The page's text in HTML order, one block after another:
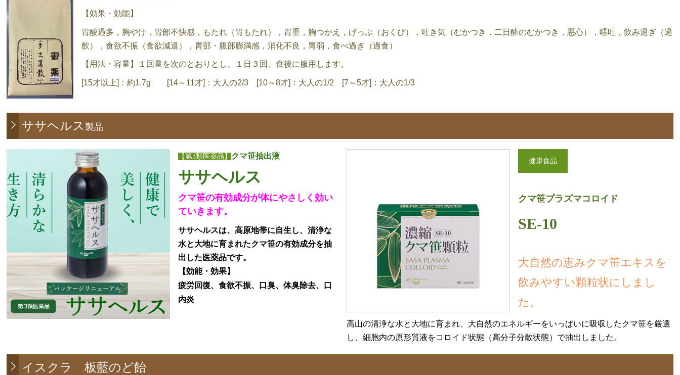
【効果・効能】
胃酸過多，胸やけ，胃部不快感，もたれ（胃もたれ），胃重，胸つかえ，げっぷ（おくび），吐き気（むかつき，二日酔のむかつき，悪心），嘔吐，飲み過ぎ（過
飲），食欲不振（食欲減退），胃部・腹部膨満感，消化不良，胃弱，食べ過ぎ（過食）
【用法・容量】１回量を次のとおりとし、１日３回、食後に服用します。
[15才以上]：約1.7g [14～11才]：大人の2/3 [10～8才]：大人の1/2 [7～5才]：大人の1/3
ササヘルス 製品
【第3類医薬品】 クマ笹抽出液
ササヘルス
クマ笹の有効成分が体にやさしく効い
ていきます。
ササヘルスは、高原地帯に自生し、清浄な
水と大地に育まれたクマ笹の有効成分を抽
出した医薬品です。
【効能・効果】
疲労回復、食欲不振、口臭、体臭除去、口
内炎
健康食品
クマ笹プラズマコロイド
SE-10
大自然の恵みクマ笹エキスを
飲みやすい顆粒状にしまし
た。
高山の清浄な水と大地に育まれ、大自然のエネルギーをいっぱいに吸収したクマ笹を厳選
し、細胞内の原形質液をコロイド状態（高分子分散状態）で抽出しました。
イスクラ 板藍のど飴